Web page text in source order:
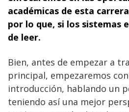
académicas de esta
por lo que, si los sistemas
de leer.
Bien, antes de empezar a
principal, empezaremos
introducción, hablando un
teniendo así una mejor